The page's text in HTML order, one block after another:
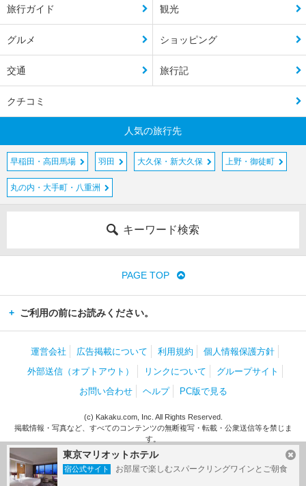
東京マリオットホテル
宿公式サイト お部屋で楽しむスパークリングワインとご朝食
旅行ガイド 観光
グルメ ショッピング
交通 旅行記
クチコミ
人気の旅行先
早稲田・高田馬場 羽田 大久保・新大久保 上野・御徒町
丸の内・大手町・八重洲
キーワード検索
PAGE TOP
ご利用の前にお読みください。
運営会社 広告掲載について 利用規約
個人情報保護方針
外部送信（オプトアウト）
リンクについて
グループサイト
お問い合わせ
ヘルプ PC版で見る
(c) Kakaku.com, Inc. All Rights Reserved.
掲載情報・写真など、すべてのコンテンツの無断複写・転載・公衆送信等を禁じま
す。